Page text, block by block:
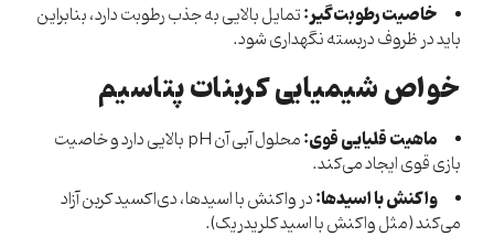
خاصیت رطوبت‌گیر:تمایل بالایی به جذب رطوبت دارد، بنابراین
باید در ظروف دربسته نگهداری شود.
خواص شیمیایی کربنات پتاسیم
ماهیت قلیایی قوی:
محلول آبی آن pH بالایی دارد و خاصیت
بازی قوی ایجاد می‌کند.
واکنش با اسیدها:در واکنش با اسیدها، دی‌اکسید کربن آزاد
می‌کند (مثل واکنش با اسید کلریدریک).